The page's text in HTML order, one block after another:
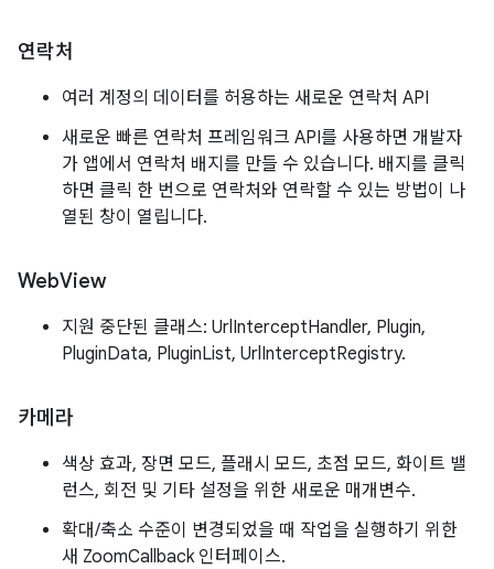
연락처
여러 계정의 데이터를 허용하는 새로운 연락처 API
새로운 빠른 연락처 프레임워크 API를 사용하면 개발자
가 앱에서 연락처 배지를 만들 수 있습니다. 배지를 클릭
하면 클릭 한 번으로 연락처와 연락할 수 있는 방법이 나
열된 창이 열립니다.
WebView
지원 중단된 클래스: UrlInterceptHandler, Plugin,
PluginData, PluginList, UrlInterceptRegistry.
카메라
색상 효과, 장면 모드, 플래시 모드, 초점 모드, 화이트 밸
런스, 회전 및 기타 설정을 위한 새로운 매개변수.
확대/축소 수준이 변경되었을 때 작업을 실행하기 위한
새 ZoomCallback 인터페이스.